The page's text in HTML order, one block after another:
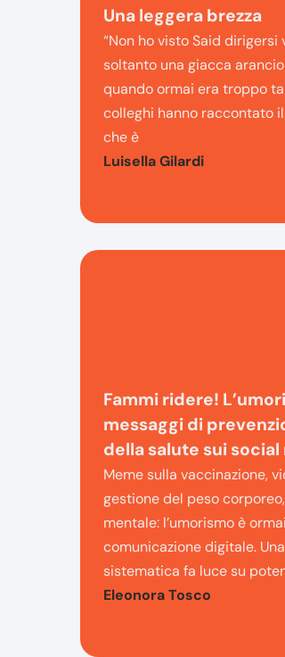
Una leggera brezza
“Non ho visto Said dirigersi
soltanto una giacca
quando ormai era troppo
colleghi hanno raccontato
che è
Luisella Gilardi
Fammi ridere!
messaggi di
della salute sui social
Meme sulla vaccinazione,
gestione del peso
mentale: l’umorismo è
comunicazione digitale.
sistematica fa luce su
Eleonora Tosco